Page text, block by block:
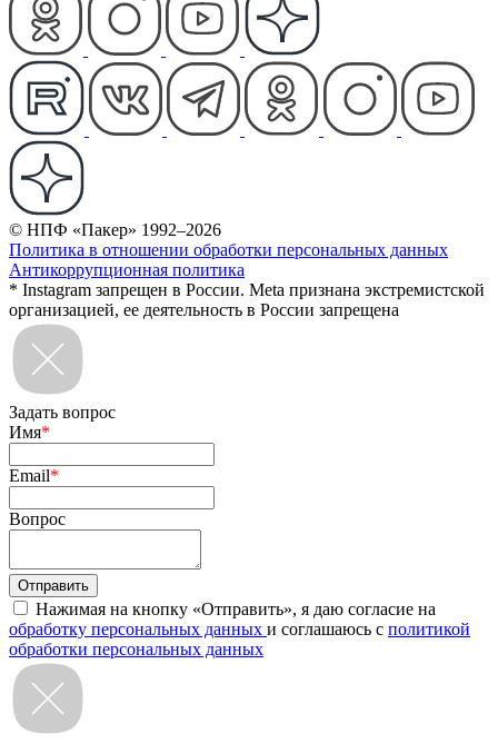
© НПФ «Пакер» 1992–2026
Политика в отношении обработки персональных данных
Антикоррупционная политика
* Instagram запрещен в России. Meta признана экстремистской
организацией, ее деятельность в России запрещена
Задать вопрос
Имя*
Email*
Вопрос
Нажимая на кнопку «Отправить», я даю согласие на
обработку персональных данных и соглашаюсь с политикой
обработки персональных данных